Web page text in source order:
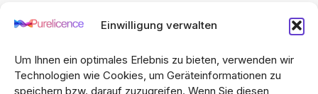
Einwilligung verwalten
Um Ihnen ein optimales Erlebnis zu bieten, verwenden wir
Technologien wie Cookies, um Geräteinformationen zu
speichern bzw. darauf zuzugreifen. Wenn Sie diesen
Artist Upload Vertrag